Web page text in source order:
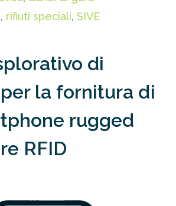
, rifiuti speciali, SIVE
di
la fornitura di
rugged
RFID